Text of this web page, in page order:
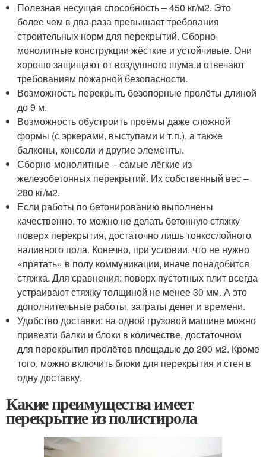
Полезная несущая способность – 450 кг/м2. Это
более чем в два раза превышает требования
строительных норм для перекрытий. Сборно-
монолитные конструкции жёсткие и устойчивые. Они
хорошо защищают от воздушного шума и отвечают
требованиям пожарной безопасности.
Возможность перекрыть безопорные пролёты длиной
до 9 м.
Возможность обустроить проёмы даже сложной
формы (с эркерами, выступами и т.п.), а также
балконы, консоли и другие элементы.
Сборно-монолитные – самые лёгкие из
железобетонных перекрытий. Их собственный вес –
280 кг/м2.
Если работы по бетонированию выполнены
качественно, то можно не делать бетонную стяжку
поверх перекрытия, достаточно лишь тонкослойного
наливного пола. Конечно, при условии, что не нужно
«прятать» в полу коммуникации, иначе понадобится
стяжка. Для сравнения: поверх пустотных плит всегда
устраивают стяжку толщиной не менее 30 мм. А это
дополнительные работы, затраты денег и времени.
Удобство доставки: на одной грузовой машине можно
привезти балки и блоки в количестве, достаточном
для перекрытия пролётов площадью до 200 м2. Кроме
того, можно включить блоки для перекрытия и стен в
одну доставку.
Какие преимущества имеет
перекрытие из полистирола